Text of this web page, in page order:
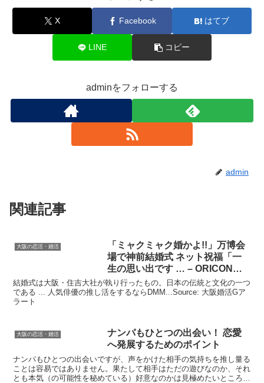
X Facebook はてブ
LINE コピー
adminをフォローする
admin
関連記事
大阪の恋活・婚活
「ミャクミャク婚かよ!!」万博会
場で神前結婚式 ネット祝福「一
生の思い出です … – ORICON
NEWS
結婚式は大阪・住吉大社が執り行ったもの。日本の伝統と文化の一つ
である ... 人気俳優の推し活をするならDMM...Source: 大阪婚活Gア
ラート
大阪の恋活・婚活
ナンパもひとつの出会い！ 恋愛
へ発展するためのポイント
ナンパもひとつの出会いですが、声をかけた相手の気持ちを推し量る
ことは容易ではありません。果たして相手はただの遊びなのか、それ
とも本気（の可能性を秘めている）好意なのかは見極めたいところで